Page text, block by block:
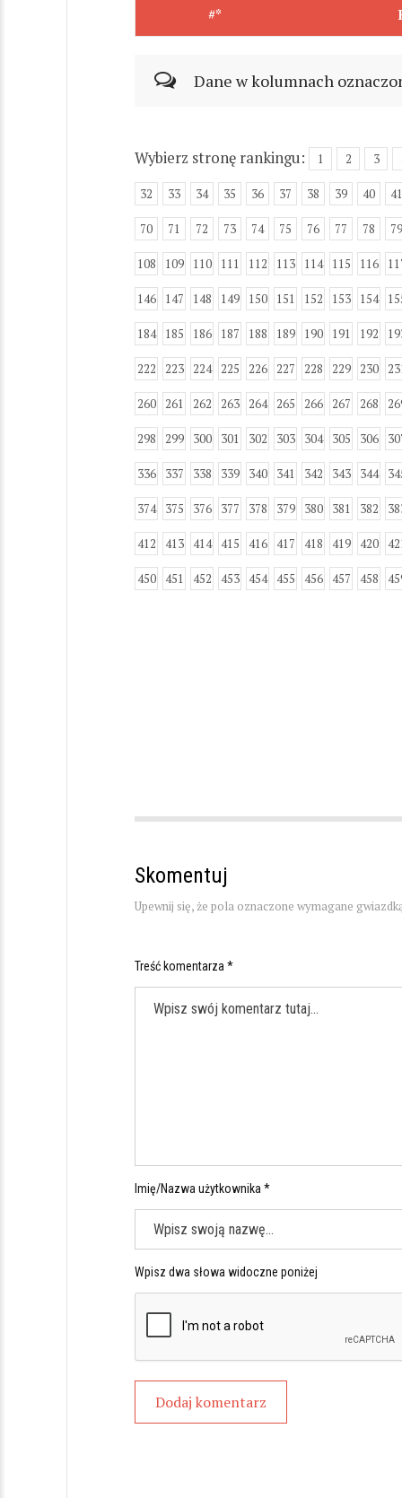
#*
Dane w kolumnach
Wybierz stronę rankingu: 1 2 3
32 33 34 35 36 37 38 39 40 41
70 71 72 73 74 75 76 77 78 79
108 109 110 111 112 113 114 115 116
146 147 148 149 150 151 152 153 154
184 185 186 187 188 189 190 191 192
222 223 224 225 226 227 228 229 230
260 261 262 263 264 265 266 267 268
298 299 300 301 302 303 304 305 306
336 337 338 339 340 341 342 343 344
374 375 376 377 378 379 380 381 382
412 413 414 415 416 417 418 419 420
450 451 452 453 454 455 456 457 458
Skomentuj
Upewnij się, że pola oznaczone wymagane
Treść komentarza *
Imię/Nazwa użytkownika *
Wpisz dwa słowa widoczne poniżej